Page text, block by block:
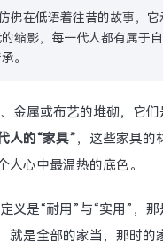
佛在低语着往昔的故事，
缩影，每一代人都有属于
。
金属或布艺的堆砌，它
人的“家具”，这些家具的
人心中最温热的底色。
义是“耐用”与“实用”，
就是全部的家当，那时